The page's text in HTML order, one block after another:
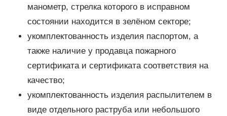
манометр, стрелка которого в исправном
состоянии находится в зелёном секторе;
укомплектованность изделия паспортом, а
также наличие у продавца пожарного
сертификата и сертификата соответствия на
качество;
укомплектованность изделия распылителем в
виде отдельного раструба или небольшого